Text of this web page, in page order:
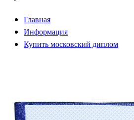
Главная
Информация
Купить московский диплом